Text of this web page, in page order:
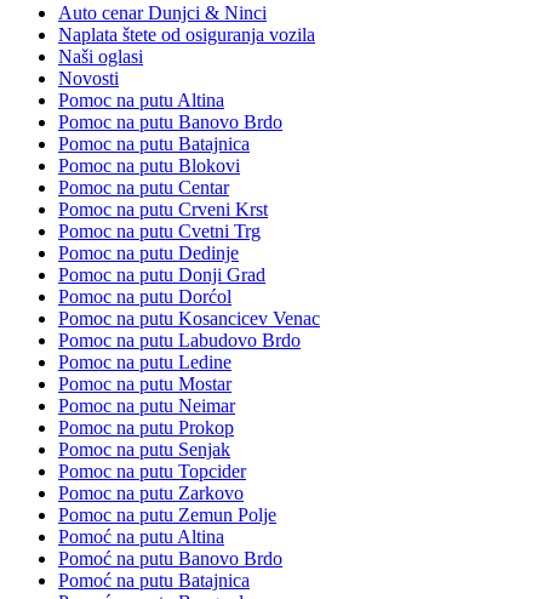
Auto cenar Dunjci & Ninci
Naplata štete od osiguranja vozila
Naši oglasi
Novosti
Pomoc na putu Altina
Pomoc na putu Banovo Brdo
Pomoc na putu Batajnica
Pomoc na putu Blokovi
Pomoc na putu Centar
Pomoc na putu Crveni Krst
Pomoc na putu Cvetni Trg
Pomoc na putu Dedinje
Pomoc na putu Donji Grad
Pomoc na putu Dorćol
Pomoc na putu Kosancicev Venac
Pomoc na putu Labudovo Brdo
Pomoc na putu Ledine
Pomoc na putu Mostar
Pomoc na putu Neimar
Pomoc na putu Prokop
Pomoc na putu Senjak
Pomoc na putu Topcider
Pomoc na putu Zarkovo
Pomoc na putu Zemun Polje
Pomoć na putu Altina
Pomoć na putu Banovo Brdo
Pomoć na putu Batajnica